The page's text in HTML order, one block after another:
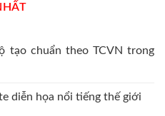
tạo chuẩn theo TCVN trong
diễn họa nổi tiếng thế giới